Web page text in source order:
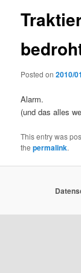
Posted on2010/
Alarm.
(und das alles
This entry was
thepermalink.